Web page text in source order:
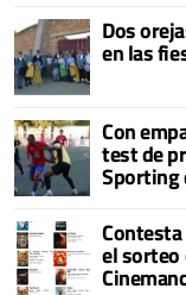
Dos
en las
Con
test de
Sporting
el sorteo